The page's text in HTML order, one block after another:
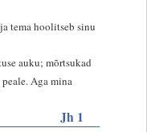
tema hoolitseb sinu
auku; mõrtsukad
Aga mina
Jh 1